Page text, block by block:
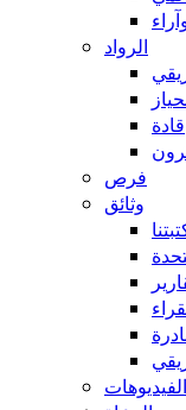
الرواد
قادة
فرص
وثائق
الفيديوهات